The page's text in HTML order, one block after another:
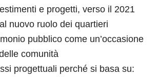
e progetti, verso il 2021
nuovo ruolo dei quartieri
pubblico come un’occasione
comunità
progettuali perché si basa su: